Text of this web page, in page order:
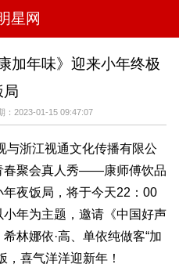
星网
综艺
音乐
华人男明星
华人女明星
日本男明星
泰国女明星
加年味》迎来小年终极
局
：2023-01-15 09:47:07
春聚会真人秀——康师傅饮品
年夜饭局，将于今天22：00
年为主题，邀请《中国好声
林娜依·高、单依纯做客“加
，喜气洋洋迎新年！